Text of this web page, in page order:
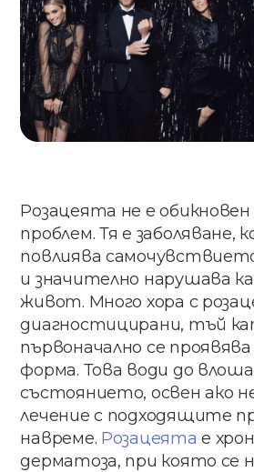
Розацеята не е
проблем. Тя е заболяване,
повлиява
и значително нарушава
живот. Много хора с
диагностицирани, тъй
първоначално се проявява
форма. Това води до
състоянието, освен ако
лечение с подходящите
навреме. Розацеята е
дерматоза, при която се